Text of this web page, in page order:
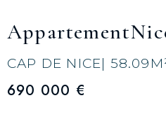
Appartement
CAP DE NICE| 58.09
690 000 €